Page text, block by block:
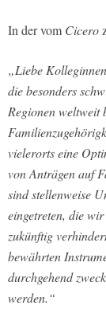
In der vom Cicero
„Liebe
die besonders
Regionen weltweit
vielerorts eine
von Anträgen auf
sind stellenweise
eingetreten, die
zukünftig
bewährten
durchgehend
werden.“